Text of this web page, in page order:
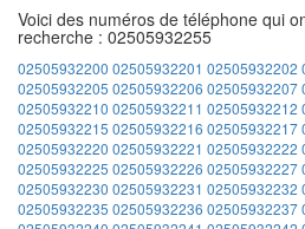
Voici des numéros de téléphone qui
recherche : 02505932255
02505932200 02505932201 02505932202
02505932205 02505932206 02505932207
02505932210 02505932211 02505932212
02505932215 02505932216 02505932217
02505932220 02505932221 02505932222
02505932225 02505932226 02505932227
02505932230 02505932231 02505932232
02505932235 02505932236 02505932237